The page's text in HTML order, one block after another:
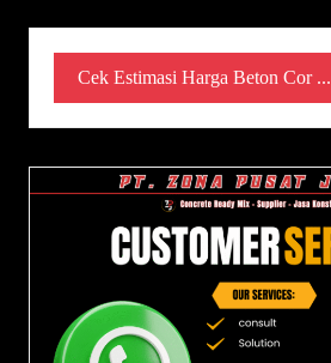
Cek Estimasi Harga Beton Cor ...